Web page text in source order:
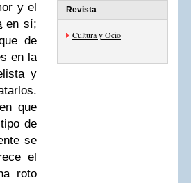
y el
en sí;
de
en la
y
que
de
se
el
roto
Revista
Cultura y Ocio